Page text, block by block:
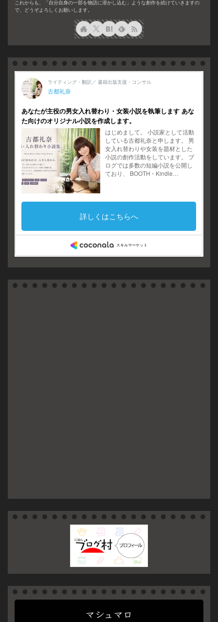
これからも、「自分自身の一部を物語に溶かし込む」ような創作を続けていきますの
で、どうぞよろしくお願いします。
マシュマロ